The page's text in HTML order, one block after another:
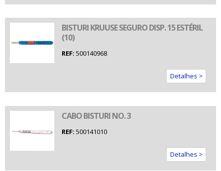
BISTURI KRUUSE SEGURO DISP. 15 ESTÉRIL
(10)
REF: 500140968
Detalhes >
CABO BISTURI NO. 3
REF: 500141010
Detalhes >